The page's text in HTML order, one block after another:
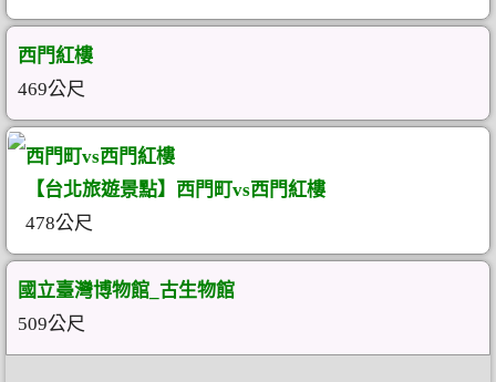
西門紅樓
469公尺
西門町vs西門紅樓
【台北旅遊景點】西門町vs西門紅樓
478公尺
國立臺灣博物館_古生物館
509公尺